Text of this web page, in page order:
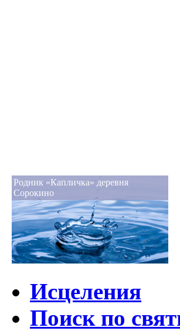
Родник «Капличка» деревня
Сорокино
Исцеления
Поиск по